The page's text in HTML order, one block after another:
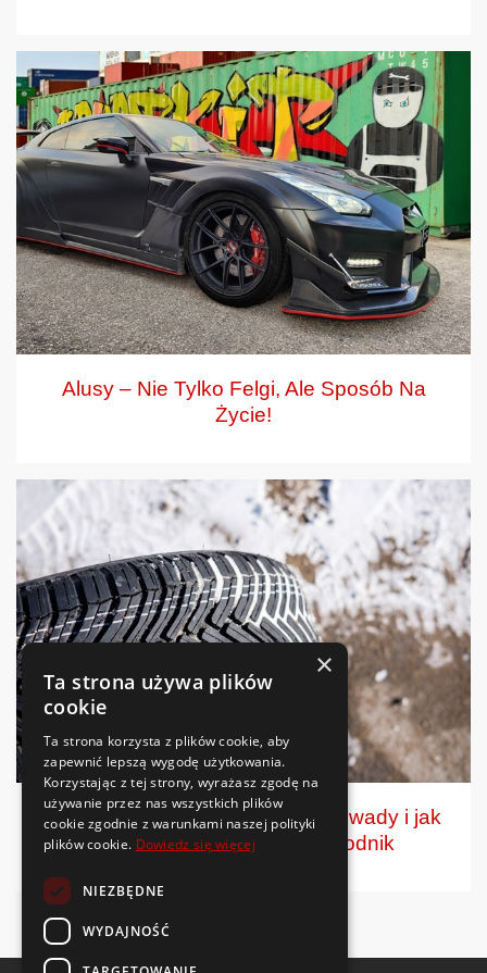
Alusy – Nie Tylko Felgi, Ale Sposób Na
Życie!
Opona wielosezonowa – zalety, wady i jak
wybrać najlepszą? | Przewodnik
×
Ta strona używa plików
cookie
Ta strona korzysta z plików cookie, aby
zapewnić lepszą wygodę użytkowania.
Korzystając z tej strony, wyrażasz zgodę na
używanie przez nas wszystkich plików
cookie zgodnie z warunkami naszej polityki
plików cookie. Dowiedz się więcej
NIEZBĘDNE
WYDAJNOŚĆ